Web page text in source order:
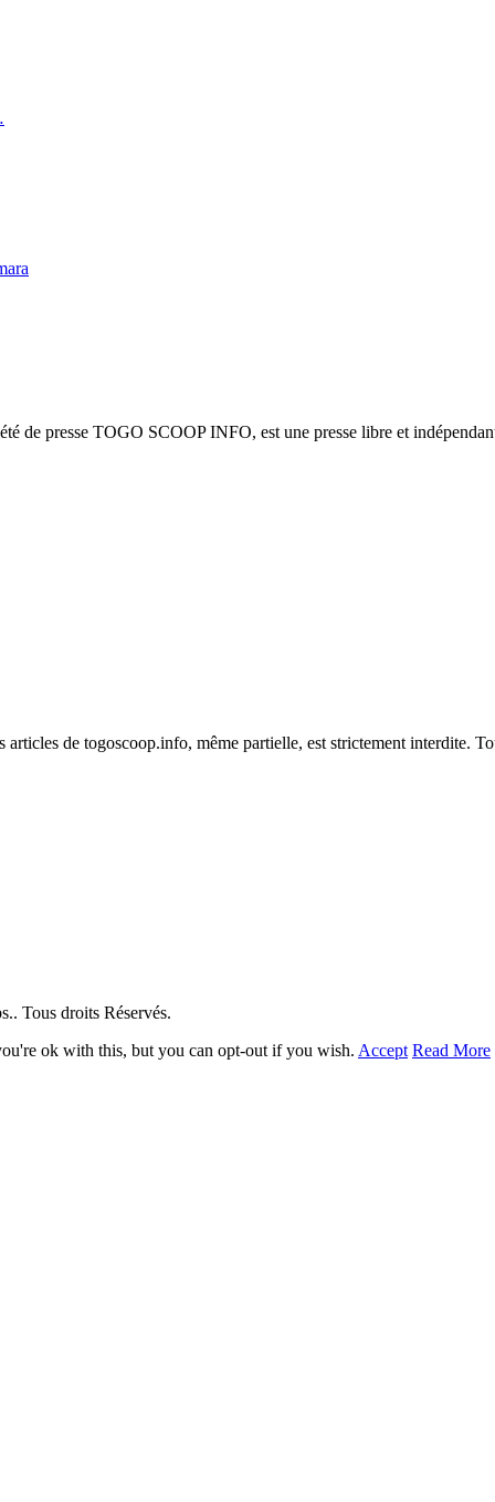
de presse TOGO SCOOP INFO, est une presse libre et
de togoscoop.info, même partielle, est strictement interdite.
Tous droits Réservés.
ok with this, but you can opt-out if you wish. Accept Read More